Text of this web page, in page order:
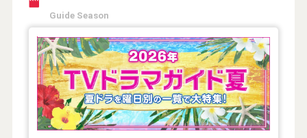
Guide Season
【2026年夏】TVドラマガイド